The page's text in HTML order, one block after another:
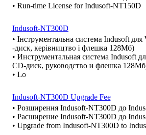
• Run-time License for Indusoft-NT150D
Indusoft-NT300D
• Інструментальна система Indusoft
-диск, керівництво і флешка 128Мб)
• Инструментальная система Indusoft
CD-диск, руководство и флешка
• Lo
Indusoft-NT300D Upgrade Fee
• Розширення Indusoft-NT300D до
• Расширение Indusoft-NT300D до
• Upgrade from Indusoft-NT300D to